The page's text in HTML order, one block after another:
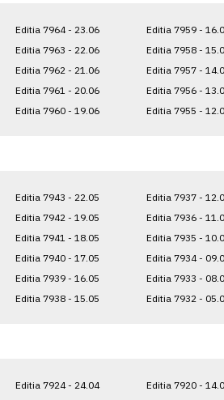
Editia 7964 - 23.06
Editia 7963 - 22.06
Editia 7962 - 21.06
Editia 7961 - 20.06
Editia 7960 - 19.06
Editia 7959 -
Editia 7958 -
Editia 7957 -
Editia 7956 -
Editia 7955 -
Editia 7943 - 22.05
Editia 7942 - 19.05
Editia 7941 - 18.05
Editia 7940 - 17.05
Editia 7939 - 16.05
Editia 7938 - 15.05
Editia 7937 -
Editia 7936 -
Editia 7935 -
Editia 7934 -
Editia 7933 -
Editia 7932 -
Editia 7924 - 24.04
Editia 7920 -